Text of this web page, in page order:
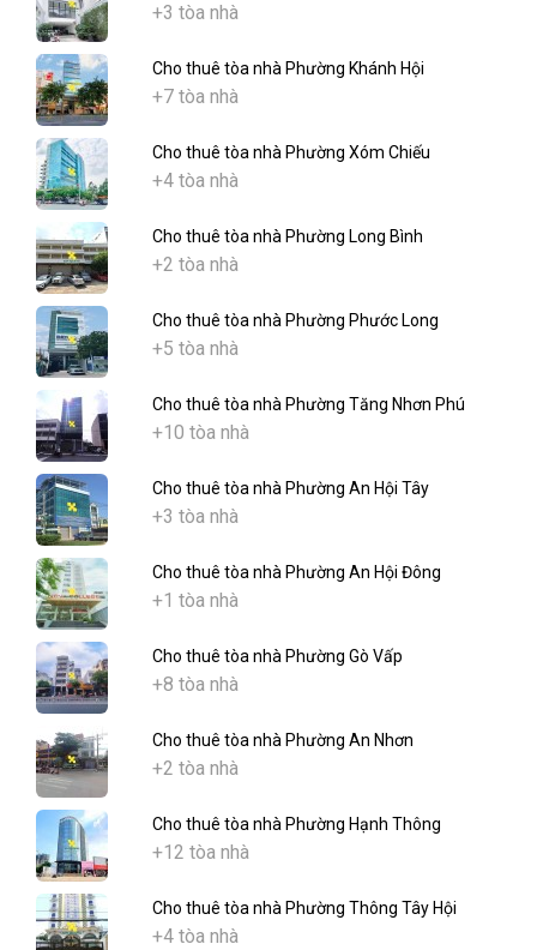
+3 tòa nhà
Cho thuê tòa nhà Phường Khánh Hội
+7 tòa nhà
Cho thuê tòa nhà Phường Xóm Chiếu
+4 tòa nhà
Cho thuê tòa nhà Phường Long Bình
+2 tòa nhà
Cho thuê tòa nhà Phường Phước Long
+5 tòa nhà
Cho thuê tòa nhà Phường Tăng Nhơn Phú
+10 tòa nhà
Cho thuê tòa nhà Phường An Hội Tây
+3 tòa nhà
Cho thuê tòa nhà Phường An Hội Đông
+1 tòa nhà
Cho thuê tòa nhà Phường Gò Vấp
+8 tòa nhà
Cho thuê tòa nhà Phường An Nhơn
+2 tòa nhà
Cho thuê tòa nhà Phường Hạnh Thông
+12 tòa nhà
Cho thuê tòa nhà Phường Thông Tây Hội
+4 tòa nhà